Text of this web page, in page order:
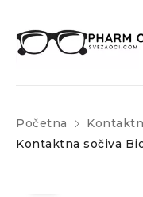
Početna
Kontaktna sočiva